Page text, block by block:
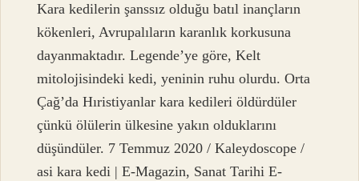
Kara kedilerin şanssız olduğu batıl inançların
kökenleri, Avrupalıların karanlık korkusuna
dayanmaktadır. Legende’ye göre, Kelt
mitolojisindeki kedi, yeninin ruhu olurdu. Orta
Çağ’da Hıristiyanlar kara kedileri öldürdüler
çünkü ölülerin ülkesine yakın olduklarını
düşündüler. 7 Temmuz 2020 / Kaleydoscope /
asi kara kedi | E-Magazin, Sanat Tarihi E-